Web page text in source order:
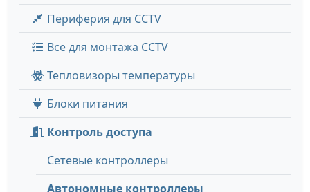
Периферия для CCTV
Все для монтажа CCTV
Тепловизоры температуры
Блоки питания
Контроль доступа
Сетевые контроллеры
Автономные контроллеры